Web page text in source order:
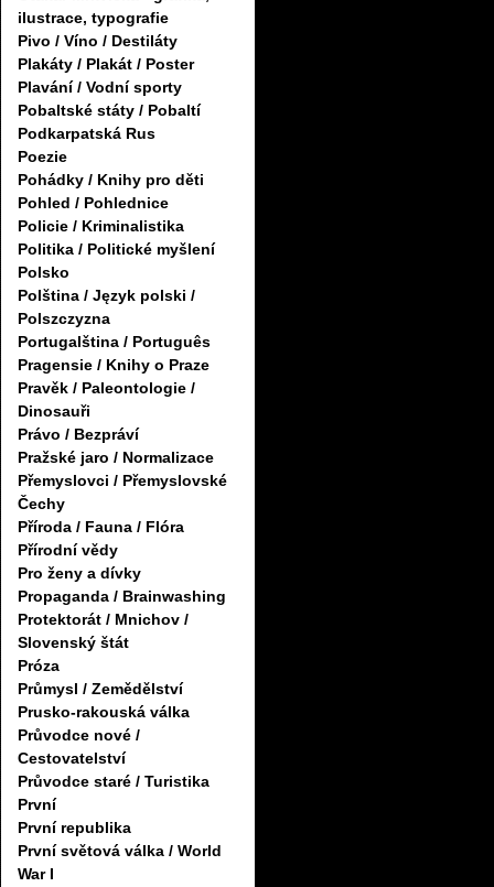
ilustrace, typografie
Pivo / Víno / Destiláty
Plakáty / Plakát / Poster
Plavání / Vodní sporty
Pobaltské státy / Pobaltí
Podkarpatská Rus
Poezie
Pohádky / Knihy pro děti
Pohled / Pohlednice
Policie / Kriminalistika
Politika / Politické myšlení
Polsko
Polština / Język polski /
Polszczyzna
Portugalština / Português
Pragensie / Knihy o Praze
Pravěk / Paleontologie /
Dinosauři
Právo / Bezpráví
Pražské jaro / Normalizace
Přemyslovci / Přemyslovské
Čechy
Příroda / Fauna / Flóra
Přírodní vědy
Pro ženy a dívky
Propaganda / Brainwashing
Protektorát / Mnichov /
Slovenský štát
Próza
Průmysl / Zemědělství
Prusko-rakouská válka
Průvodce nové /
Cestovatelství
Průvodce staré / Turistika
První
První republika
První světová válka / World
War I